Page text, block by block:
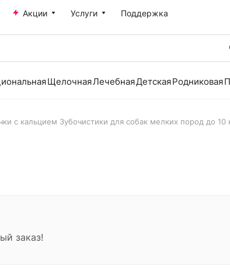
Акции Услуги Поддержка
ЩелочнаяЛечебнаяДетскаяРодниковая
с кальцием Зубочистики для собак мелких пород до 10
заказ!